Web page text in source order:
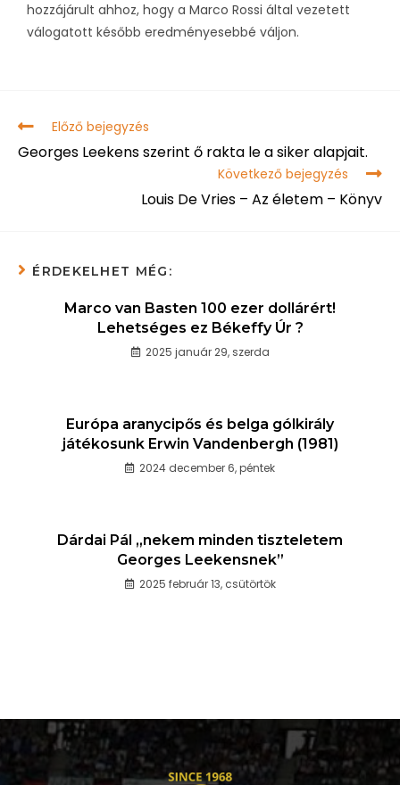
hozzájárult ahhoz, hogy a Marco Rossi által vezetett
válogatott később eredményesebbé váljon.
Előző bejegyzés
Georges Leekens szerint ő rakta le a siker alapjait.
Következő bejegyzés
Louis De Vries – Az életem – Könyv
ÉRDEKELHET MÉG:
Marco van Basten 100 ezer dollárért!
Lehetséges ez Békeffy Úr ?
2025 január 29, szerda
Európa aranycipős és belga gólkirály
játékosunk Erwin Vandenbergh (1981)
2024 december 6, péntek
Dárdai Pál „nekem minden tiszteletem
Georges Leekensnek”
2025 február 13, csütörtök